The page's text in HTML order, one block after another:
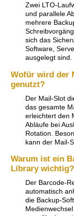
Zwei LTO-
und parallele
mehrere
sich das
Software,
ausgelegt sind.
Wofür wird der
genutzt?
Der Mail-Slot
das gesamte
erleichtert den
Abläufe bei
Rotation.
kann der Mail-
Warum ist ein
Library wichtig?
Der Barcode-
automatisch
die Backup-